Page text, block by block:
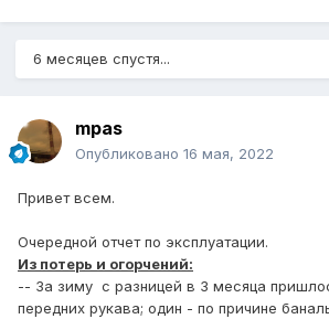
6 месяцев спустя...
mpas
Опубликовано 16 мая, 2022
Привет всем.
Очередной отчет по эксплуатации.
Из потерь и огорчений:
-- За зиму с разницей в 3 месяца
передних рукава; один - по причине